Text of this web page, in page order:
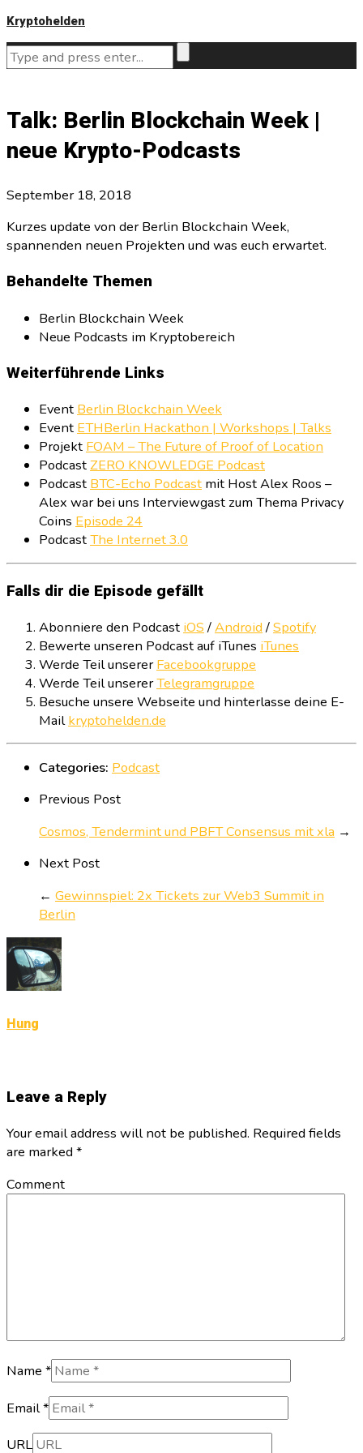
Kryptohelden
Talk: Berlin Blockchain Week |
neue Krypto-Podcasts
September 18, 2018
Kurzes update von der Berlin Blockchain Week,
spannenden neuen Projekten und was euch erwartet.
Behandelte Themen
Berlin Blockchain Week
Neue Podcasts im Kryptobereich
Weiterführende Links
Event Berlin Blockchain Week
Event ETHBerlin Hackathon | Workshops | Talks
Projekt FOAM – The Future of Proof of Location
PodcastZERO KNOWLEDGE Podcast
Podcast BTC-Echo Podcast mit Host Alex Roos –
Alex war bei uns Interviewgast zum Thema Privacy
Coins Episode 24
PodcastThe Internet 3.0
Falls dir die Episode gefällt
Abonniere den Podcast iOS/Android/Spotify
Bewerte unseren Podcast auf iTunes iTunes
Werde Teil unsererFacebookgruppe
Werde Teil unsererTelegramgruppe
Besuche unsere Webseite und hinterlasse deine E-
Mailkryptohelden.de
Categories: Podcast
Previous Post
Cosmos, Tendermint und PBFT Consensus mit xla →
Next Post
← Gewinnspiel: 2x Tickets zur Web3 Summit in
Berlin
Hung
Leave a Reply
Your email address will not be published. Required fields
are marked *
Comment
Name *
Email *
URL